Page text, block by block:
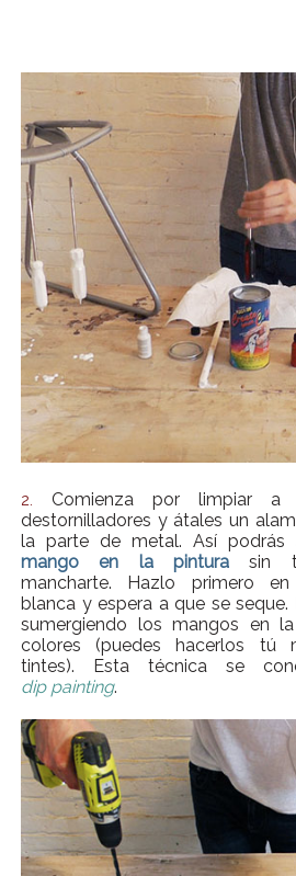
2.
Comienza por limpiar a
destornilladores y átales un
la parte de metal. Así podrás
mango en la pintura sin
mancharte. Hazlo primero
blanca y espera a que se seque.
sumergiendo los mangos en
colores (puedes hacerlos tú
tintes). Esta técnica se
dip painting.